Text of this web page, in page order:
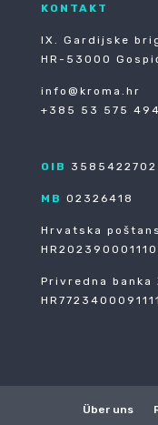
KONTAKT
IX. Gardijske
HR-53000
info@kroma.hr
+385 53 575 494
OIB
MB 02326418
Hrvatska
Privredna banka
Über uns